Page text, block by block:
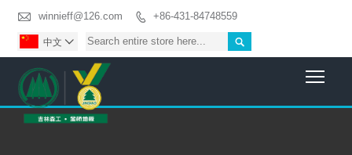
 winnieff@126.com  +86-431-84748559

中文 